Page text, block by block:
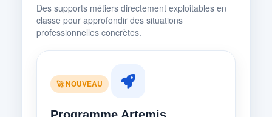
Des supports métiers directement exploitables en
classe pour approfondir des situations
professionnelles concrètes.
🚀 NOUVEAU